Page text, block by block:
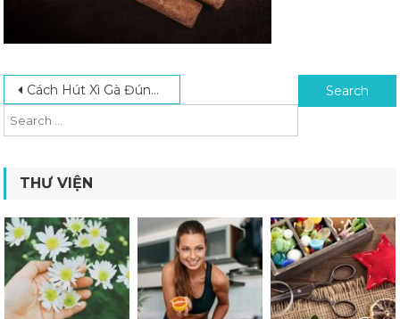
Post navigation
Cách Hút Xì Gà Đúng Kỹ Thuật, Tận Hưởng Trọn Vẹn Hương Vị Search for:
THƯ VIỆN